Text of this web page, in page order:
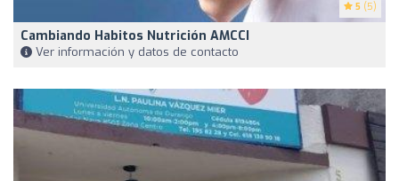
5 (5)
Cambiando Habitos Nutrición AMCCI
Ver información y datos de contacto